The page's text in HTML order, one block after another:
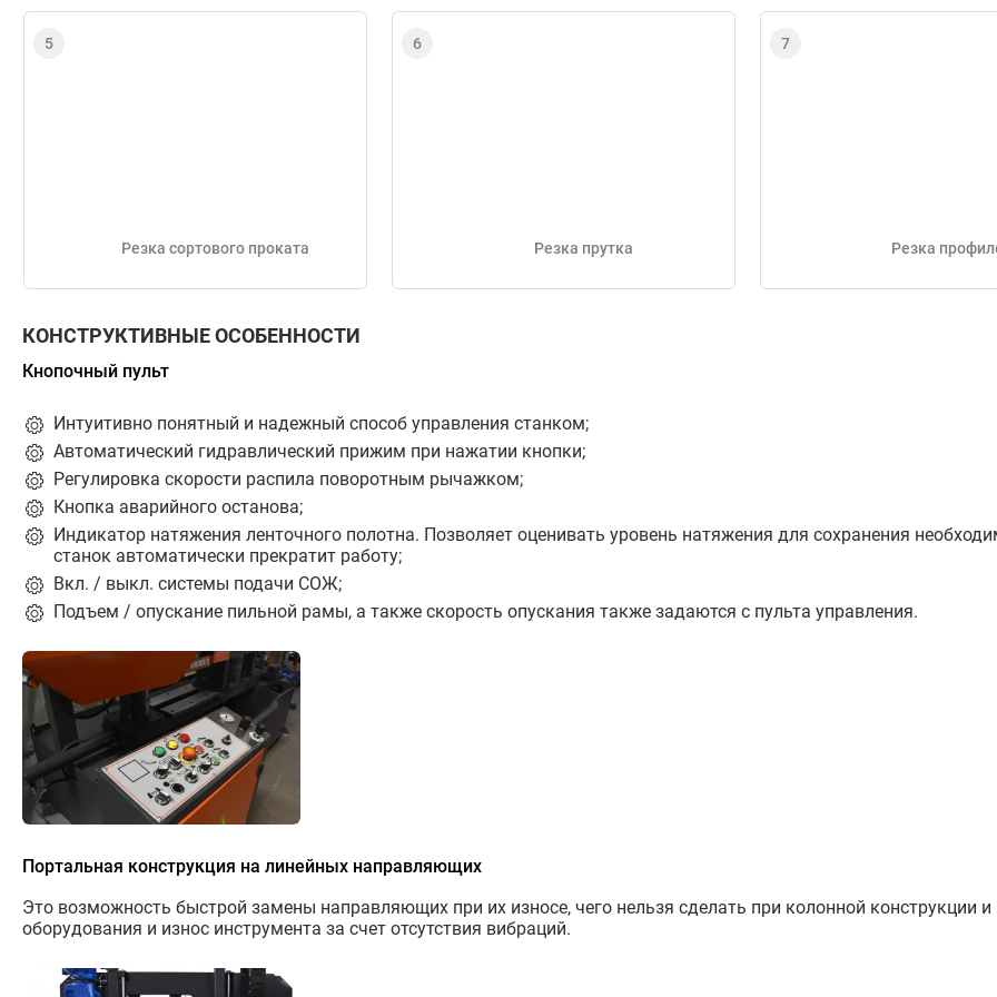
Резка сортового проката Резка прутка Резка
КОНСТРУКТИВНЫЕ ОСОБЕННОСТИ
Кнопочный пульт
Интуитивно понятный и надежный способ управления станком;
Автоматический гидравлический прижим при нажатии кнопки;
Регулировка скорости распила поворотным рычажком;
Кнопка аварийного останова;
Индикатор натяжения ленточного полотна. Позволяет оценивать уровень натяжения для сохранения
станок автоматически прекратит работу;
Вкл. / выкл. системы подачи СОЖ;
Подъем / опускание пильной рамы, а также скорость опускания также задаются с пульта управления.
Портальная конструкция на линейных направляющих
Это возможность быстрой замены направляющих при их износе, чего нельзя сделать при колонной конструкции
оборудования и износ инструмента за счет отсутствия вибраций.